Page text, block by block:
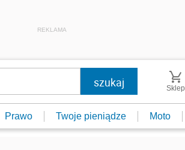
REKLAMA
Sklep
Prawo Twoje pieniądze Moto